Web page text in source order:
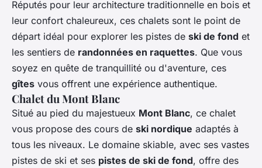
Réputés pour leur architecture traditionnelle en bois et
leur confort chaleureux, ces chalets sont le point de
départ idéal pour explorer les pistes de ski de fond et
les sentiers de randonnées en raquettes. Que vous
soyez en quête de tranquillité ou d'aventure, ces
gîtes vous offrent une expérience authentique.
Chalet du Mont Blanc
Situé au pied du majestueux Mont Blanc, ce chalet
vous propose des cours de ski nordique adaptés à
tous les niveaux. Le domaine skiable, avec ses vastes
pistes de ski et ses pistes de ski de fond, offre des